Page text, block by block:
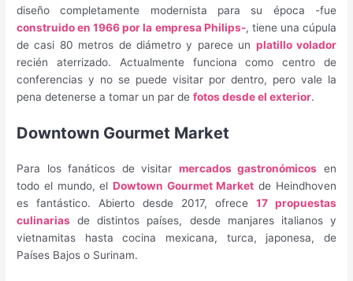
diseño completamente modernista para su época -fue
construido en 1966 por la empresa Philips-, tiene una cúpula
de casi 80 metros de diámetro y parece un platillo volador
recién aterrizado. Actualmente funciona como centro de
conferencias y no se puede visitar por dentro, pero vale la
pena detenerse a tomar un par defotos desde el exterior.
Downtown Gourmet Market
Para los fanáticos de visitar mercados gastronómicos en
todo el mundo, el Dowtown Gourmet Market de Heindhoven
es fantástico. Abierto desde 2017, ofrece 17 propuestas
culinarias de distintos países, desde manjares italianos y
vietnamitas hasta cocina mexicana, turca, japonesa, de
Países Bajos o Surinam.